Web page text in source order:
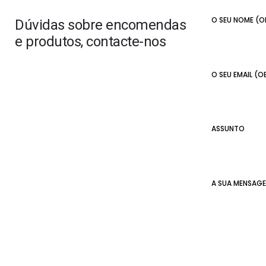
Dúvidas sobre encomendas
e produtos, contacte-nos
O SEU NOME
O SEU EMAIL
ASSUNTO
A SUA